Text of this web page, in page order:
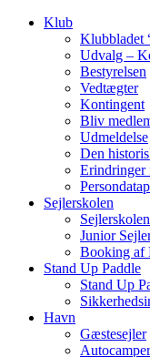
Klub
Klubbladet
Udvalg –
Bestyrelsen
Vedtægter
Kontingent
Bliv
Udmeldelse
Den
Erindringer
Sejlerskolen
Sejlerskolen
Junior
Booking af
Stand Up Paddle
Stand Up
Havn
Gæstesejler
Autocamper